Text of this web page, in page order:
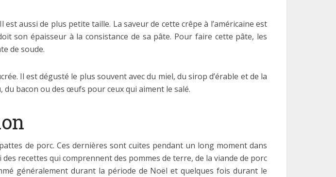
est aussi de plus petite taille. La saveur de cette crêpe à l’américaine est
son épaisseur à la consistance de sa pâte. Pour faire cette pâte, les
de soude.
Il est dégusté le plus souvent avec du miel, du sirop d’érable et de la
bacon ou des œufs pour ceux qui aiment le salé.
de porc. Ces dernières sont cuites pendant un long moment dans
recettes qui comprennent des pommes de terre, de la viande de porc
généralement durant la période de Noël et quelques fois durant le